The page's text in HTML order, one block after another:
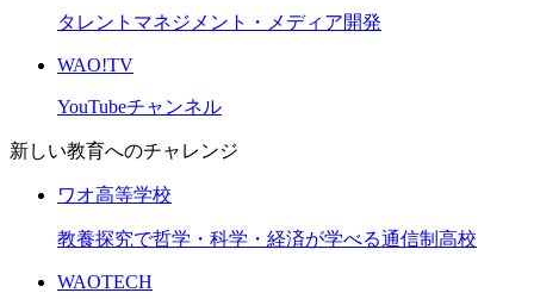
タレントマネジメント・メディア開発
WAO!TV
YouTubeチャンネル
新しい教育へのチャレンジ
ワオ高等学校
教養探究で哲学・科学・経済が学べる通信制高校
WAOTECH